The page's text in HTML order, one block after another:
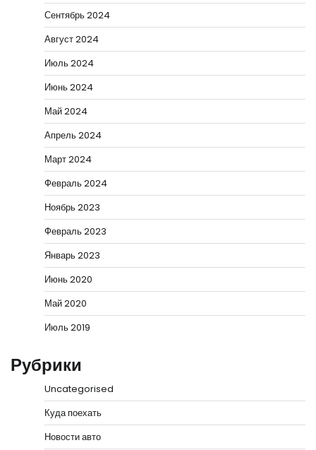
Сентябрь 2024
Август 2024
Июль 2024
Июнь 2024
Май 2024
Апрель 2024
Март 2024
Февраль 2024
Ноябрь 2023
Февраль 2023
Январь 2023
Июнь 2020
Май 2020
Июль 2019
Рубрики
Uncategorised
Куда поехать
Новости авто